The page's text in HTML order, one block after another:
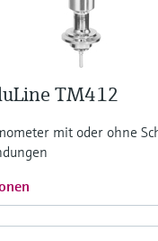
TM412
mit oder ohne